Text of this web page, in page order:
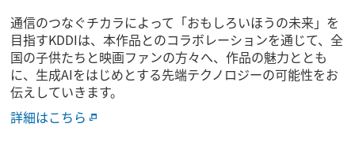
通信のつなぐチカラによって「おもしろいほうの未来」を
目指すKDDIは、本作品とのコラボレーションを通じて、全
国の子供たちと映画ファンの方々へ、作品の魅力ととも
に、生成AIをはじめとする先端テクノロジーの可能性をお
伝えしていきます。
詳細はこちら